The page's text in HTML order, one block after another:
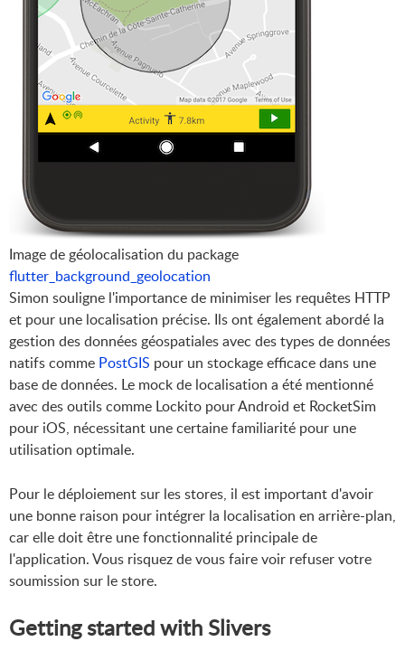
flutter_background_geolocation
Simon souligne l'importance de minimiser les requêtes HTTP
et pour une localisation précise. Ils ont également abordé la
gestion des données géospatiales avec des types de données
natifs comme PostGIS pour un stockage efficace dans une
base de données. Le mock de localisation a été mentionné
avec des outils comme Lockito pour Android et RocketSim
pour iOS, nécessitant une certaine familiarité pour une
utilisation optimale.
Pour le déploiement sur les stores, il est important d'avoir
une bonne raison pour intégrer la localisation en arrière-plan,
car elle doit être une fonctionnalité principale de
l'application. Vous risquez de vous faire voir refuser votre
soumission sur le store.
Getting started with Slivers